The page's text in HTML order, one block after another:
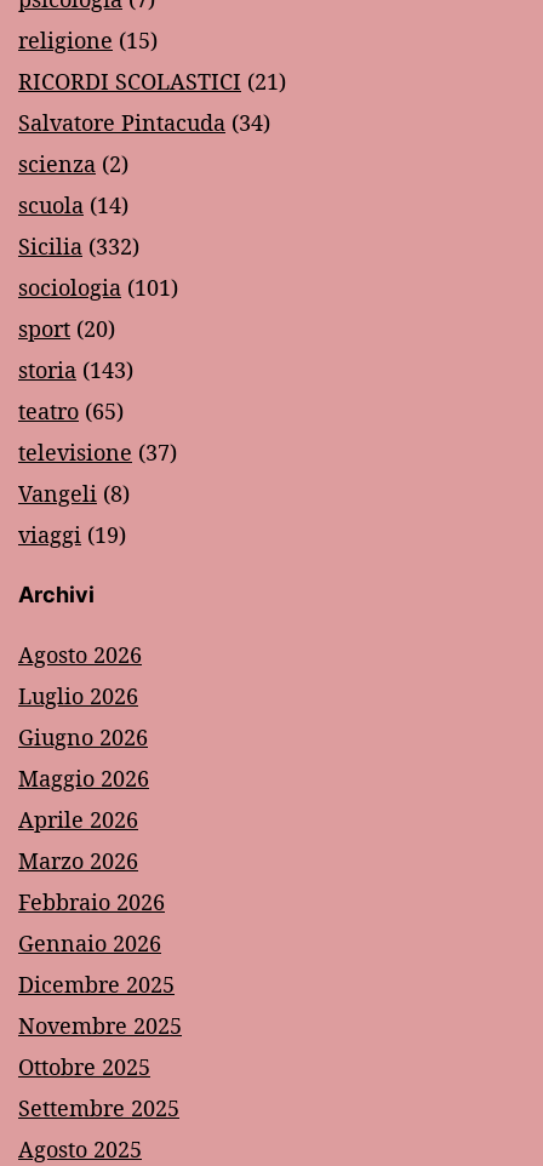
religione (15)
RICORDI SCOLASTICI (21)
Salvatore Pintacuda (34)
scienza (2)
scuola (14)
Sicilia (332)
sociologia (101)
sport (20)
storia (143)
teatro (65)
televisione (37)
Vangeli (8)
viaggi (19)
Archivi
Agosto 2026
Luglio 2026
Giugno 2026
Maggio 2026
Aprile 2026
Marzo 2026
Febbraio 2026
Gennaio 2026
Dicembre 2025
Novembre 2025
Ottobre 2025
Settembre 2025
Agosto 2025